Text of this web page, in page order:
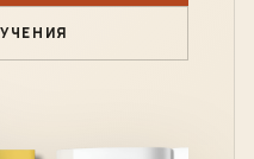
who want to
principles, body
each